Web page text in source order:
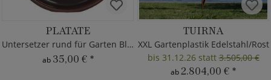
PLATATE
Untersetzer rund für Garten Blumentöpfe
ab 35,00 € *
TUIRNA
XXL Gartenplastik Edelstahl/Rost
bis 31.12.26 statt3.505,00 €
ab2.804,00 € *